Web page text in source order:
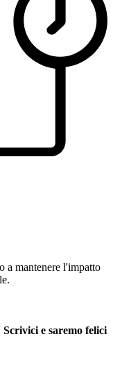
a mantenere l'impatto
e saremo felici